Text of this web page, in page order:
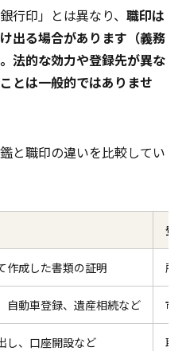
行印」とは異なり、職印は
出る場合があります（義務
法的な効力や登録先が異な
とは一般的ではありませ
と職印の違いを比較してい
登
作成した書類の証明 所
自動車登録、遺産相続など 市
し、口座開設など 取